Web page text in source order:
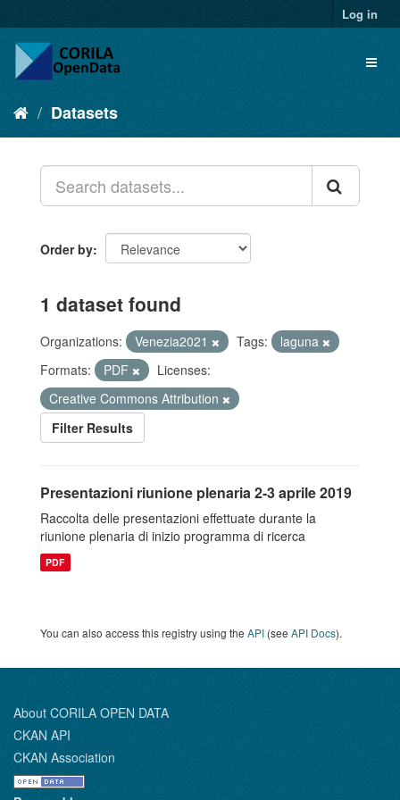
Log in
Datasets
Order by
1 dataset found
Organizations: Venezia2021 Tags:
laguna
Formats:
PDF
Licenses:
Creative Commons Attribution
Filter Results
Presentazioni riunione plenaria 2-3 aprile 2019
Raccolta delle presentazioni effettuate durante la
riunione plenaria di inizio programma di ricerca
PDF
You can also access this registry using the API (see API Docs).
About CORILA OPEN DATA
CKAN API
CKAN Association